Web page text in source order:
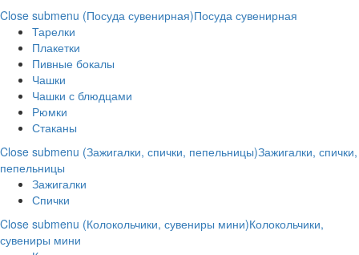
Close submenu (Посуда сувенирная)Посуда сувенирная
Тарелки
Плакетки
Пивные бокалы
Чашки
Чашки с блюдцами
Рюмки
Стаканы
Close submenu (Зажигалки, спички, пепельницы)Зажигалки, спички,
пепельницы
Зажигалки
Спички
Close submenu (Колокольчики, сувениры мини)Колокольчики,
сувениры мини